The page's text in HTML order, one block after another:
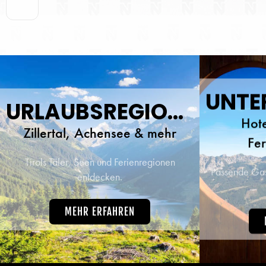
beste
URLAUBSREGIONEN
Zillertal, Achensee & mehr
Tirols Täler, Seen und Ferienregionen
entdecken.
MEHR ERFAHREN
Passende